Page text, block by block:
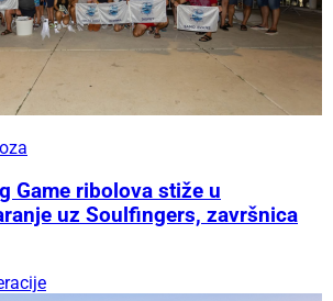
Game ribolova stiže u
uz Soulfingers, završnica